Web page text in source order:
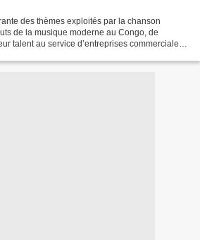
des thèmes exploités par la chanson
de la musique moderne au Congo, de
talent au service d’entreprises commerciales